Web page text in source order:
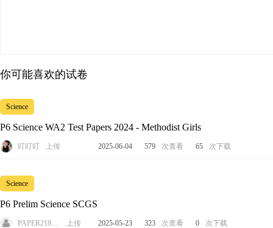
你可能喜欢的试卷
Science
P6 Science WA2 Test Papers 2024 - Methodist Girls
叮叮叮 上传 2025-06-04 579 次查看 65 次下载
Science
P6 Prelim Science SCGS
上传 2025-05-23 323 次查看 0 次下载